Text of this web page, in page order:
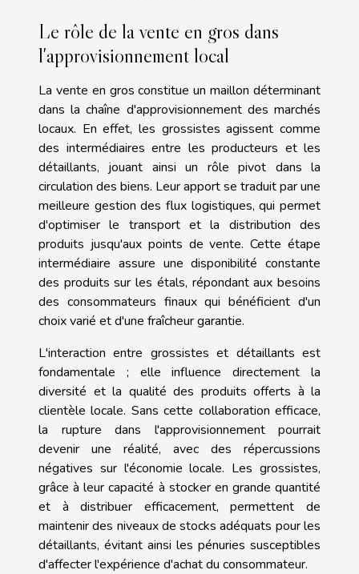
Le rôle de la vente en gros dans
l'approvisionnement local
La vente en gros constitue un maillon déterminant
dans la chaîne d'approvisionnement des marchés
locaux. En effet, les grossistes agissent comme
des intermédiaires entre les producteurs et les
détaillants, jouant ainsi un rôle pivot dans la
circulation des biens. Leur apport se traduit par une
meilleure gestion des flux logistiques, qui permet
d'optimiser le transport et la distribution des
produits jusqu'aux points de vente. Cette étape
intermédiaire assure une disponibilité constante
des produits sur les étals, répondant aux besoins
des consommateurs finaux qui bénéficient d'un
choix varié et d'une fraîcheur garantie.
L'interaction entre grossistes et détaillants est
fondamentale ; elle influence directement la
diversité et la qualité des produits offerts à la
clientèle locale. Sans cette collaboration efficace,
la rupture dans l'approvisionnement pourrait
devenir une réalité, avec des répercussions
négatives sur l'économie locale. Les grossistes,
grâce à leur capacité à stocker en grande quantité
et à distribuer efficacement, permettent de
maintenir des niveaux de stocks adéquats pour les
détaillants, évitant ainsi les pénuries susceptibles
d'affecter l'expérience d'achat du consommateur.